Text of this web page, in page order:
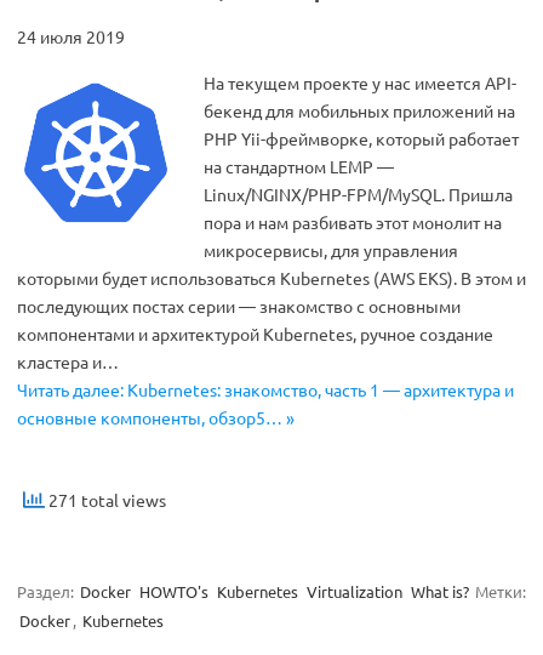
24 июля 2019
На текущем проекте у нас имеется API-
бекенд для мобильных приложений на
PHP Yii-фреймворке, который работает
на стандартном LEMP —
Linux/NGINX/PHP-FPM/MySQL. Пришла
пора и нам разбивать этот монолит на
микросервисы, для управления
которыми будет использоваться Kubernetes (AWS EKS). В этом и
последующих постах серии — знакомство с основными
компонентами и архитектурой Kubernetes, ручное создание
кластера и…
Читать далее: Kubernetes: знакомство, часть 1 — архитектура и
основные компоненты, обзор5… »
271 total views
Раздел: Docker HOWTO's Kubernetes Virtualization What is? Метки:
Docker, Kubernetes